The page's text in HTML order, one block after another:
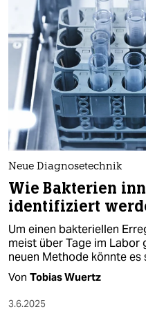
Neue Diagnosetechnik
Wie Bakterien
identifiziert
Um einen bakteriellen
meist über Tage im Labor
neuen Methode könnte es
Von Tobias Wuertz
3.6.2025